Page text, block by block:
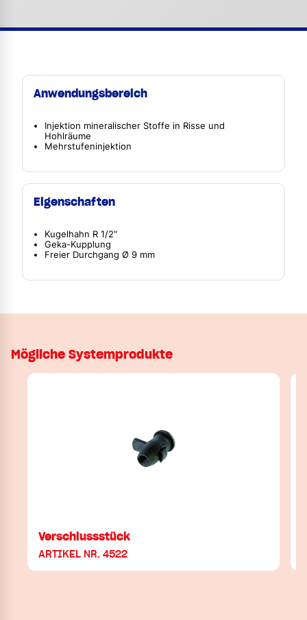
Anwendungsbereich
Injektion mineralischer Stoffe in Risse und
Hohlräume
Mehrstufeninjektion
Eigenschaften
Kugelhahn R 1/2"
Geka-Kupplung
Freier Durchgang Ø 9 mm
Mögliche Systemprodukte
Verschlussstück
ARTIKEL NR. 4522